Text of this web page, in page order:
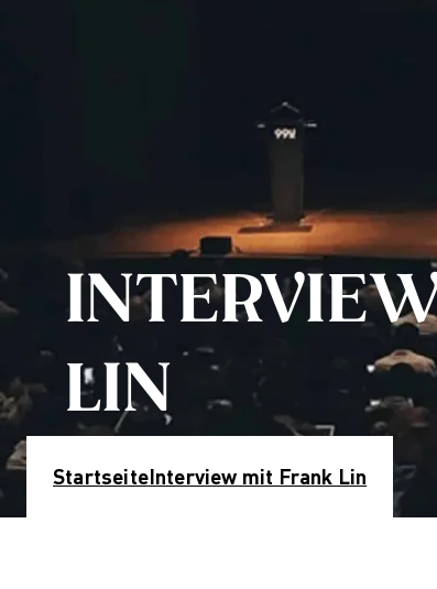
Sustainability in Fashion and Creative
Nachhaltiges Design Management
Nachhaltiges Design Management
(berufsbegleitend)
Qualifizierung
Berufsbegleitend
LIN
StartseiteInterview mit Frank Lin